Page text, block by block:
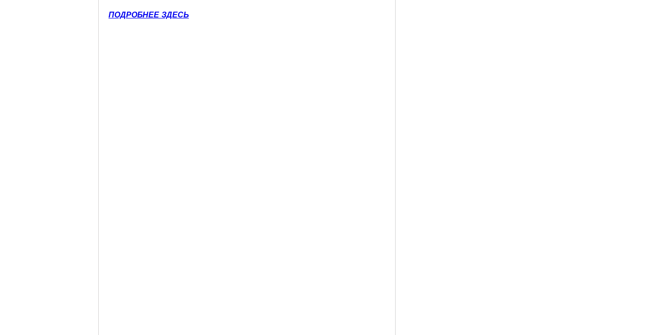
ПОДРОБНЕЕ ЗДЕСЬ